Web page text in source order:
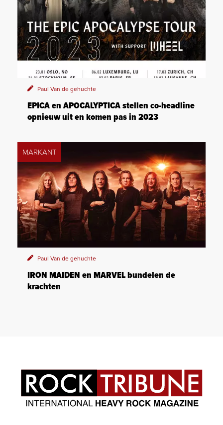
Paul Van de gehuchte
EPICA en APOCALYPTICA stellen co-headline
opnieuw uit en komen pas in 2023
MARKANT
Paul Van de gehuchte
IRON MAIDEN en MARVEL bundelen de
krachten